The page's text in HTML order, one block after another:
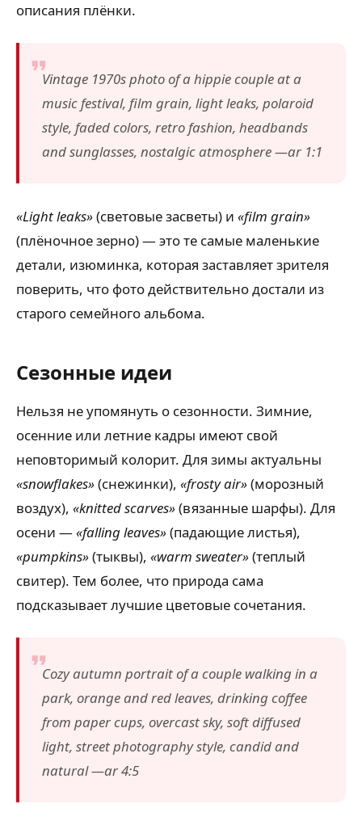
описания плёнки.
Vintage 1970s photo of a hippie couple at a
music festival, film grain, light leaks, polaroid
style, faded colors, retro fashion, headbands
and sunglasses, nostalgic atmosphere —ar 1:1
«Light leaks»(световые засветы) и «film grain»
(плёночное зерно) — это те самые маленькие
детали, изюминка, которая заставляет зрителя
поверить, что фото действительно достали из
старого семейного альбома.
Сезонные идеи
Нельзя не упомянуть о сезонности. Зимние,
осенние или летние кадры имеют свой
неповторимый колорит. Для зимы актуальны
«snowflakes»(снежинки), «frosty air»(морозный
воздух), «knitted scarves»(вязанные шарфы). Для
осени —«falling leaves»(падающие листья),
«pumpkins»(тыквы), «warm sweater»(теплый
свитер). Тем более, что природа сама
подсказывает лучшие цветовые сочетания.
Cozy autumn portrait of a couple walking in a
park, orange and red leaves, drinking coffee
from paper cups, overcast sky, soft diffused
light, street photography style, candid and
natural —ar 4:5